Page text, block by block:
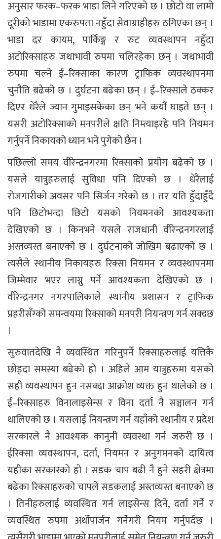
अनुसार फरक–फरक भाडा लिने गरिएको छ । छोटो वा लामो
दूरीको भाडामा एकरुपता नहुँदा सेवाग्राहीहरु ठगिएका छन् ।
भाडा दर कायम, पार्किङ्ग र रुट व्यवस्थापन नहुँदा
अटोरिक्साहरु जथाभावी रुपमा चलिरहेका छन् । जथाभावी
रुपमा चल्ने ई–रिक्साका कारण ट्राफिक व्यवस्थापनमा
चुनौति बढेको छ । दुर्घटना बढेका छन् । ई–रिक्साले ठक्कर
दिएर धेरैले ज्यान गुमाइसकेका छन् भने कयौं घाइते छन् ।
यसरी अटोरिक्साको मनपरीले क्षति निम्त्याइरहे पनि नियमन
गर्नुपर्ने निकायको ध्यान भने पुगेको छैन ।
पछिल्लो समय वीरेन्द्रनगरमा रिक्साको प्रयोग बढेको छ ।
यसले यात्रुहरुलाई सुविधा पनि दिएको छ । धेरैलाई
रोजगारीको अवसर पनि सिर्जन गरेको छ । तर यति हुँदाहुँदै
पनि छिटोभन्दा छिटो यसको नियमनको आवश्यकता
देखिएको छ । किनभने यसले राजधानी वीरेन्द्रनगरलाई
अस्तव्यस्त बनाएको छ । दुर्घटनाको जोखिम बढाएको छ ।
त्यसैले स्थानीय निकायहरु रिक्सा नियमन र व्यवस्थापनमा
जिम्मेवार भएर लाग्नु पर्ने आवश्यकता देखिएको छ ।
वीरेन्द्रनगर नगरपालिकाले स्थानीय प्रशासन र ट्राफिक
प्रहरीसँग्को समन्वयमा रिक्साको मनपरी नियन्त्रण गर्न सक्दछ
।
सुरुवातदेखि नै व्यवस्थित गरिनुपर्ने रिक्साहरुलाई यत्तिकै
छोड्दा समस्या बढेको हो । अहिले आम यात्रुहरुमा यसको
सही व्यवस्थापन हुन नसक्दा आक्रोश व्यक्त हुन थालेको छ ।
ई–रिक्साहरु विनालाइसेन्स र विना दर्ता नै सञ्चालन गर्न
थालिएको छ । यसलाई नियन्त्रण गर्न यहाँको स्थानीय र प्रदेश
सरकारले नै आवश्यक कानुनी व्यवस्था गर्न जरुरी छ ।
ईरिक्सा व्यवस्थापन, दर्ता, नियमन र अनुगमनको दायित्व
यहीका सरकारको हो । सडक चाप बढी नै हुने सहरी क्षेत्रमा
बढेका रिक्साहरुको चापले सडकलाई अस्तव्यस्त बनाएको छ
। तिनीहरुलाई व्यवस्थित गर्न लाइसेन्स दिने, दर्ता गर्ने र
व्यवस्थित रुपमा अर्थोपार्जन गर्नेगरी नियम गर्नुपर्दछ ।